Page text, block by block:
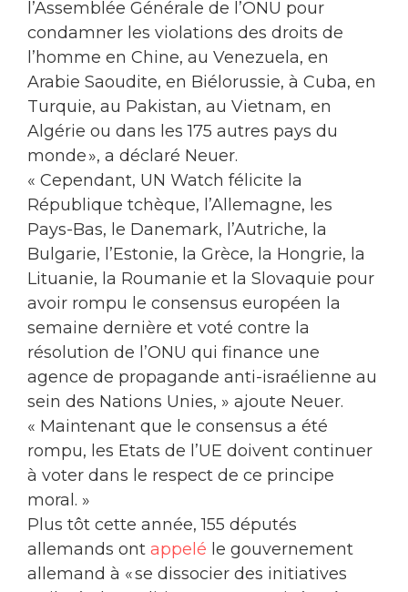
l’Assemblée Générale de l’ONU pour
condamner les violations des droits de
l’homme en Chine, au Venezuela, en
Arabie Saoudite, en Biélorussie, à Cuba, en
Turquie, au Pakistan, au Vietnam, en
Algérie ou dans les 175 autres pays du
monde », a déclaré Neuer.
« Cependant, UN Watch félicite la
République tchèque, l’Allemagne, les
Pays-Bas, le Danemark, l’Autriche, la
Bulgarie, l’Estonie, la Grèce, la Hongrie, la
Lituanie, la Roumanie et la Slovaquie pour
avoir rompu le consensus européen la
semaine dernière et voté contre la
résolution de l’ONU qui finance une
agence de propagande anti-israélienne au
sein des Nations Unies, » ajoute Neuer.
« Maintenant que le consensus a été
rompu, les Etats de l’UE doivent continuer
à voter dans le respect de ce principe
moral. »
Plus tôt cette année, 155 députés
allemands ont appelé le gouvernement
allemand à « se dissocier des initiatives